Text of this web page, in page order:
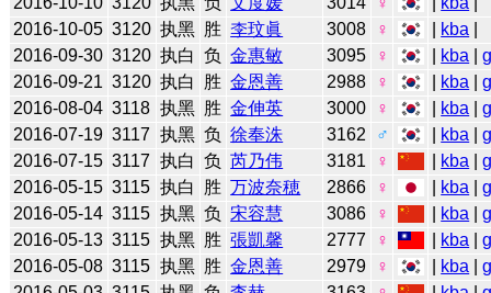
2016-10-05 3120 执黑 胜 李玟眞 3008 ♀ kba
2016-09-30 3120 执白 负 金惠敏 3095 ♀ kba |
2016-09-21 3120 执白 胜 金恩善 2988 ♀ kba |
2016-08-04 3118 执黑 胜 金伸英 3000 ♀ kba |
2016-07-19 3117 执黑 负 徐奉洙 3162 ♂ kba |
2016-07-15 3117 执白 负 芮乃伟 3181 ♀ kba |
2016-05-15 3115 执白 胜 万波奈穂 2866 ♀ kba |
2016-05-14 3115 执黑 负 宋容慧 3086 ♀ kba |
2016-05-13 3115 执黑 胜 張凱馨 2777 ♀ kba |
2016-05-08 3115 执黑 胜 金恩善 2979 ♀ kba |